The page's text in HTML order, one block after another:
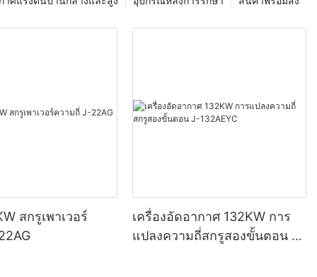
สกรูเพาเวอร์
เครื่องอัดอากาศ 132KW การ
แปลงความถี่สกรูสองขั้นตอน J-